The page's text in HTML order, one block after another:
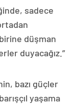
sadece
düşman
duyacağız.”
bazı güçler
yaşama